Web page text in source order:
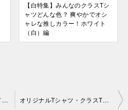
【白特集】みんなのクラスTシ
ャツどんな色？ 爽やかでオシ
ャレな推しカラー！ホワイト
（白）編
オリジナルTシャツをはじめて作る方が知って安心する基本的なこと オリジナルTシャツ・クラスTシャツが最短3日後に素早く届く！